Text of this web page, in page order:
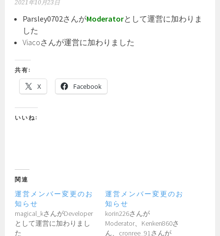
2021年10月23日
Parsley0702さんがModeratorとして運営に加わりま
した
Viacoさんが運営に加わりました
共有:
X Facebook
いいね:
関連
運営メンバー変更のお
知らせ
magical_kさんがDeveloper
として運営に加わりまし
た
運営メンバー変更のお
知らせ
korin226さんが
Moderator、Kenken860さ
ん、cronree_91さんが